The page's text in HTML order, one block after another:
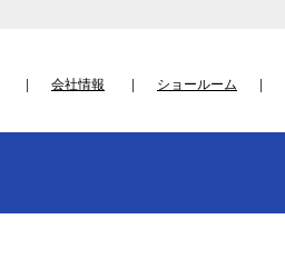
会社情報 ショールーム